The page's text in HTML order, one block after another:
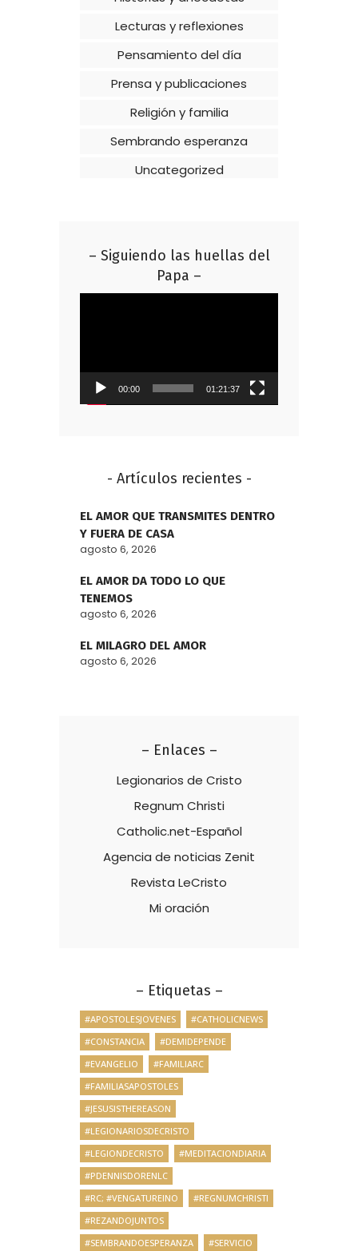
Lecturas y reflexiones
Pensamiento del día
Prensa y publicaciones
Religión y familia
Sembrando esperanza
Uncategorized
– Siguiendo las huellas del
Papa –
00:00 01:21:37
- Artículos recientes -
EL AMOR QUE TRANSMITES DENTRO
Y FUERA DE CASA
agosto 6, 2026
EL AMOR DA TODO LO QUE
TENEMOS
agosto 6, 2026
EL MILAGRO DEL AMOR
agosto 6, 2026
– Enlaces –
Legionarios de Cristo
Regnum Christi
Catholic.net-Español
Agencia de noticias Zenit
Revista LeCristo
Mi oración
– Etiquetas –
#APOSTOLESJOVENES
#CATHOLICNEWS
#CONSTANCIA
#DEMIDEPENDE
#EVANGELIO
#FAMILIARC
#FAMILIASAPOSTOLES
#JESUSISTHEREASON
#LEGIONARIOSDECRISTO
#LEGIONDECRISTO
#MEDITACIONDIARIA
#PDENNISDORENLC
#RC; #VENGATUREINO
#REGNUMCHRISTI
#REZANDOJUNTOS
#SEMBRANDOESPERANZA
#SERVICIO